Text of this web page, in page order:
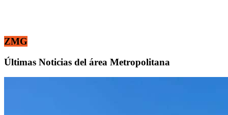
ZMG
Últimas Noticias del área Metropolitana